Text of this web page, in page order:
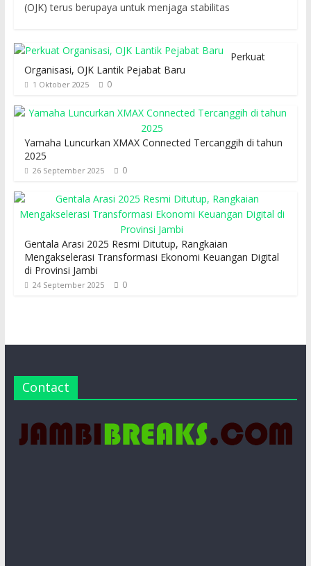
(OJK) terus berupaya untuk menjaga stabilitas
Perkuat
Organisasi, OJK Lantik Pejabat Baru
1 Oktober 2025 0
Yamaha Luncurkan XMAX Connected Tercanggih di tahun
2025
26 September 2025 0
Gentala Arasi 2025 Resmi Ditutup, Rangkaian
Mengakselerasi Transformasi Ekonomi Keuangan Digital
di Provinsi Jambi
24 September 2025 0
Contact